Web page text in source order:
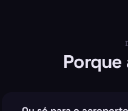
Porque